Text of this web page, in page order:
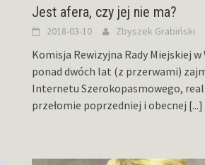
Jest afera, czy jej nie ma?
2018-03-10 Zbyszek Grabiński
Komisja Rewizyjna Rady Miejskiej w
ponad dwóch lat (z przerwami)
Internetu Szerokopasmowego,
przełomie poprzedniej i obecnej [...]